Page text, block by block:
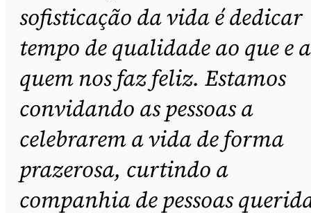
sofisticação da vida é dedicar
tempo de qualidade ao que e a
quem nos faz feliz. Estamos
convidando as pessoas a
celebrarem a vida de forma
prazerosa, curtindo a
companhia de pessoas